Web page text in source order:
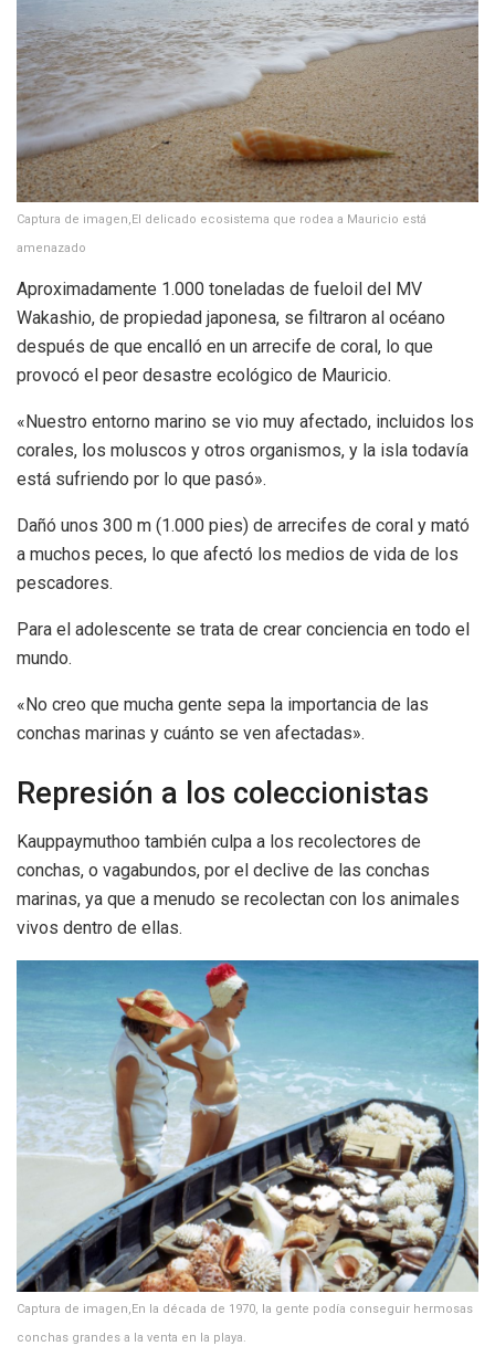
Captura de imagen,El delicado ecosistema que rodea a Mauricio está
amenazado
Aproximadamente 1.000 toneladas de fueloil del MV
Wakashio, de propiedad japonesa, se filtraron al océano
después de que encalló en un arrecife de coral, lo que
provocó el peor desastre ecológico de Mauricio.
«Nuestro entorno marino se vio muy afectado, incluidos los
corales, los moluscos y otros organismos, y la isla todavía
está sufriendo por lo que pasó».
Dañó unos 300 m (1.000 pies) de arrecifes de coral y mató
a muchos peces, lo que afectó los medios de vida de los
pescadores.
Para el adolescente se trata de crear conciencia en todo el
mundo.
«No creo que mucha gente sepa la importancia de las
conchas marinas y cuánto se ven afectadas».
Represión a los coleccionistas
Kauppaymuthoo también culpa a los recolectores de
conchas, o vagabundos, por el declive de las conchas
marinas, ya que a menudo se recolectan con los animales
vivos dentro de ellas.
Captura de imagen,En la década de 1970, la gente podía conseguir hermosas
conchas grandes a la venta en la playa.